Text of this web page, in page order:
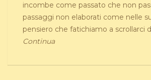
incombe come passato che non
passaggi non elaborati come nelle
pensiero che fatichiamo a scrollarci
Continua